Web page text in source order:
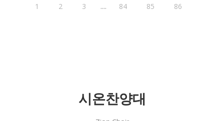
1 2 3 .... 84 85 86
시온찬양대